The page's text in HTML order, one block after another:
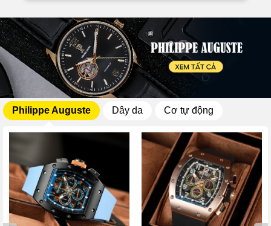
Philippe Auguste Dây da Cơ tự động